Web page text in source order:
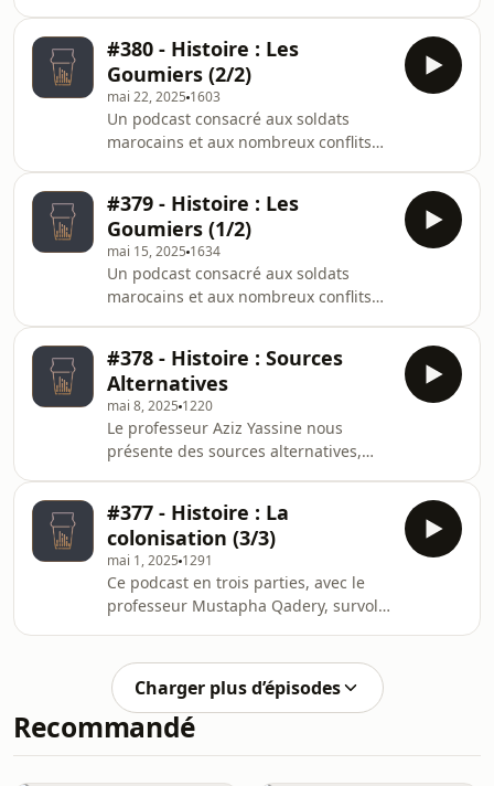
son temps, comme le décrit le
professeur Brahim Ait Izzi.Produit
avec le soutien de Maroc Telecom.
#380 - Histoire : Les
Goumiers (2/2)
mai 22, 2025 1603
Un podcast consacré aux soldats
marocains et aux nombreux conflits
avec le soutien de Maroc Telecom.
#379 - Histoire : Les
Goumiers (1/2)
mai 15, 2025 1634
Un podcast consacré aux soldats
marocains et aux nombreux conflits
avec le soutien de Maroc Telecom.
#378 - Histoire : Sources
Alternatives
mai 8, 2025 1220
Le professeur Aziz Yassine nous
présente des sources alternatives,
dimension populaire.Produit avec le
soutien de Maroc Telecom.
#377 - Histoire : La
colonisation (3/3)
mai 1, 2025 1291
Ce podcast en trois parties, avec le
professeur Mustapha Qadery, survole
qui a changé la face du
monde.Produit avec le soutien de
Maroc Telecom.
Charger plus d’épisodes
Recommandé